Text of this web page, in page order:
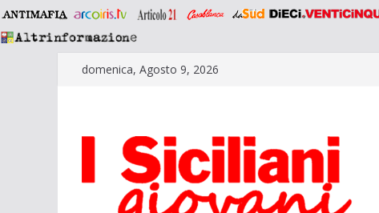
Saltadomenica, Agosto 9, 2026